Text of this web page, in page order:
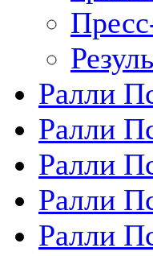
Ралли
Ралли
Ралли
Ралли
Ралли